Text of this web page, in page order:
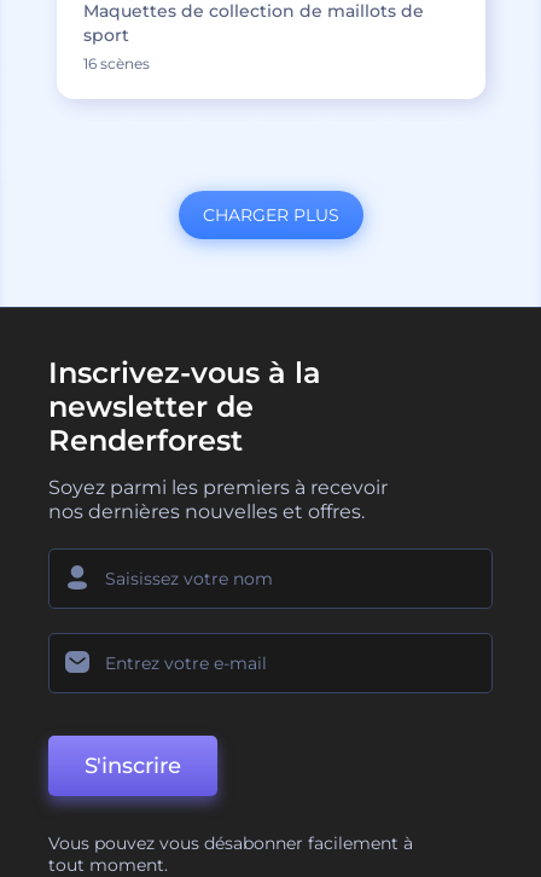
Maquettes de collection de maillots de
sport
16 scènes
CHARGER PLUS
Inscrivez-vous à la
newsletter de
Renderforest
Soyez parmi les premiers à recevoir
nos dernières nouvelles et offres.
S'inscrire
Vous pouvez vous désabonner facilement à
tout moment.